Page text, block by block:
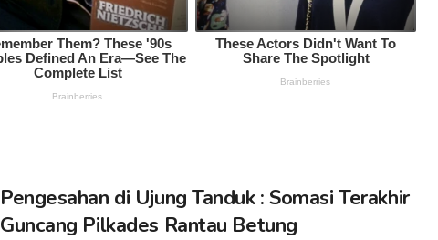
Pengesahan di Ujung Tanduk : Somasi Terakhir
Guncang Pilkades Rantau Betung